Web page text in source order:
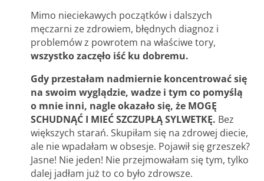
Mimo nieciekawych początków i dalszych
męczarni ze zdrowiem, błędnych diagnoz i
problemów z powrotem na właściwe tory,
wszystko zaczęło iść ku dobremu.
Gdy przestałam nadmiernie koncentrować się
na swoim wyglądzie, wadze i tym co pomyślą
o mnie inni, nagle okazało się, że MOGĘ
SCHUDNĄĆ I MIEĆ SZCZUPŁĄ SYLWETKĘ. Bez
większych starań. Skupiłam się na zdrowej diecie,
ale nie wpadałam w obsesje. Pojawił się grzeszek?
Jasne! Nie jeden! Nie przejmowałam się tym, tylko
dalej jadłam już to co było zdrowsze.